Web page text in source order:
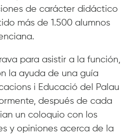
de carácter didáctico
más de 1.500 alumnos
para asistir a la función,
la ayuda de una guía
i Educació del Palau
después de cada
un coloquio con los
y opiniones acerca de la